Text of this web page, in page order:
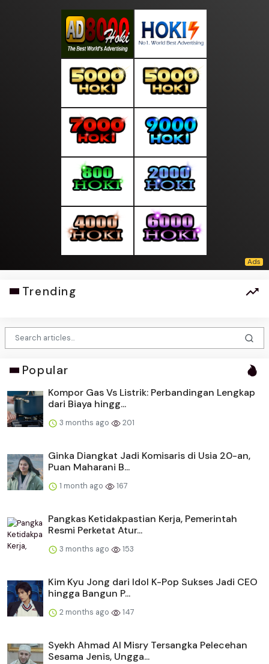
Trending
Popular
Kompor Gas Vs Listrik: Perbandingan Lengkap
dari Biaya hingg...
3 months ago 201
Ginka Diangkat Jadi Komisaris di Usia 20-an,
Puan Maharani B...
1 month ago 167
Pangkas Ketidakpastian Kerja, Pemerintah
Resmi Perketat Atur...
3 months ago 153
Kim Kyu Jong dari Idol K-Pop Sukses Jadi CEO
hingga Bangun P...
2 months ago 147
Syekh Ahmad Al Misry Tersangka Pelecehan
Sesama Jenis, Ungga...